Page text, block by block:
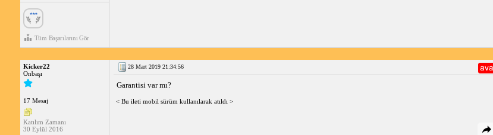
Tüm Başarılarını Gör
Kicker22
Onbaşı
17 Mesaj
Katılım Zamanı
30 Eylül 2016
28 Mart 2019 21:34:56
Garantisi var mı?
< Bu ileti mobil sürüm kullanılarak atıldı >